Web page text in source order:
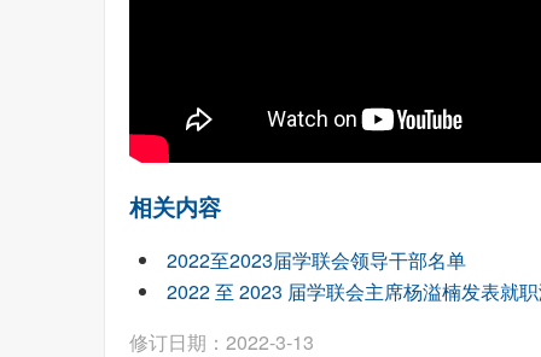
相关内容
2022至2023届学联会领导干部名单
2022 至 2023 届学联会主席杨溢楠发表就
修订日期：2022-3-13